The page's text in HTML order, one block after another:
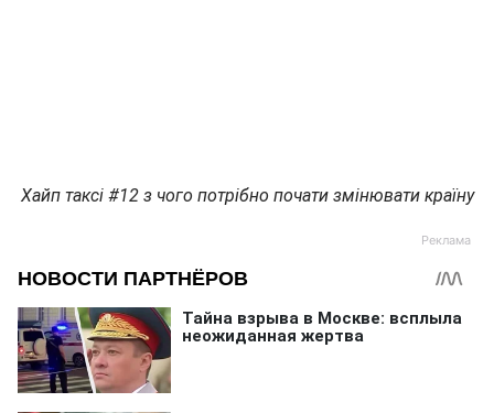
Хайп таксі #12 з чого потрібно почати змінювати країну